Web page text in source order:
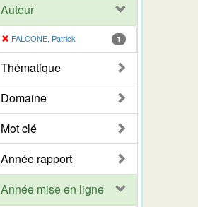
Auteur
FALCONE, Patrick 1
Thématique
Domaine
Mot clé
Année rapport
Année mise en ligne